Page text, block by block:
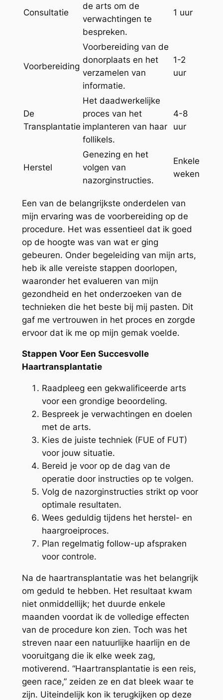
Consultatie
de arts om de
verwachtingen te
bespreken.
1 uur
Voorbereiding
Voorbereiding van de
donorplaats en het
verzamelen van
informatie.
1-2
uur
De
Transplantatie
Het daadwerkelijke
proces van het
implanteren van haar
follikels.
4-8
uur
Herstel
Genezing en het
volgen van
nazorginstructies.
Enkele
weken
Een van de belangrijkste onderdelen van
mijn ervaring was de voorbereiding op de
procedure. Het was essentieel dat ik goed
op de hoogte was van wat er ging
gebeuren. Onder begeleiding van mijn arts,
heb ik alle vereiste stappen doorlopen,
waaronder het evalueren van mijn
gezondheid en het onderzoeken van de
technieken die het beste bij mij pasten. Dit
gaf me vertrouwen in het proces en zorgde
ervoor dat ik me op mijn gemak voelde.
Stappen Voor Een Succesvolle
Haartransplantatie
Raadpleeg een gekwalificeerde arts
voor een grondige beoordeling.
Bespreek je verwachtingen en doelen
met de arts.
Kies de juiste techniek (FUE of FUT)
voor jouw situatie.
Bereid je voor op de dag van de
operatie door instructies op te volgen.
Volg de nazorginstructies strikt op voor
optimale resultaten.
Wees geduldig tijdens het herstel- en
haargroeiproces.
Plan regelmatig follow-up afspraken
voor controle.
Na de haartransplantatie was het belangrijk
om geduld te hebben. Het resultaat kwam
niet onmiddellijk; het duurde enkele
maanden voordat ik de volledige effecten
van de procedure kon zien. Toch was het
streven naar een natuurlijke haarlijn en de
vooruitgang die ik elke week zag,
motiverend. “Haartransplantatie is een reis,
geen race,” zeiden ze en dat bleek waar te
zijn. Uiteindelijk kon ik terugkijken op deze